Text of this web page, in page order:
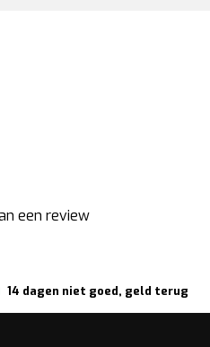
een review
14 dagen niet goed, geld terug